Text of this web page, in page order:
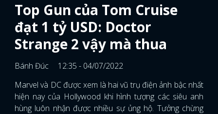
Top Gun của Tom Cruise
đạt 1 tỷ USD: Doctor
Strange 2 vậy mà thua
Bánh Đúc
12:35 - 04/07/2022
Marvel và DC được xem là hai vũ trụ điện ảnh bậc nhất
hiện nay của Hollywood khi hình tượng các siêu anh
hùng luôn nhận được nhiều sự ủng hộ. Tưởng chừng